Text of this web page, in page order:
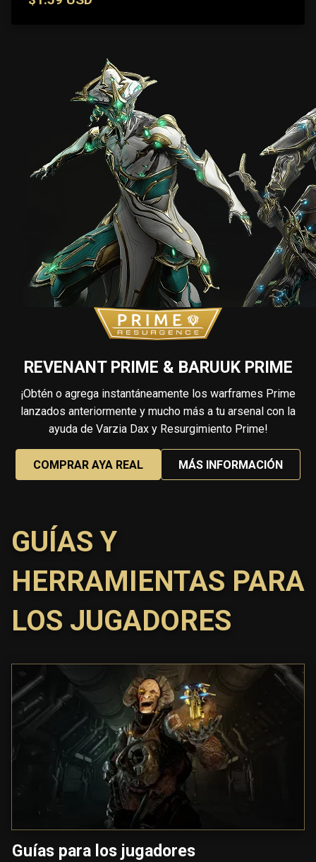
REVENANT PRIME & BARUUK PRIME
¡Obtén o agrega instantáneamente los warframes Prime
lanzados anteriormente y mucho más a tu arsenal con la
ayuda de Varzia Dax y Resurgimiento Prime!
COMPRAR AYA REAL MÁS INFORMACIÓN
GUÍAS Y
HERRAMIENTAS PARA
LOS JUGADORES
Guías para los jugadores